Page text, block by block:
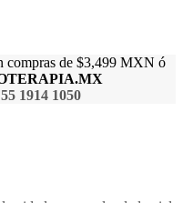
compras de $3,499 MXN ó
55 1914 1050